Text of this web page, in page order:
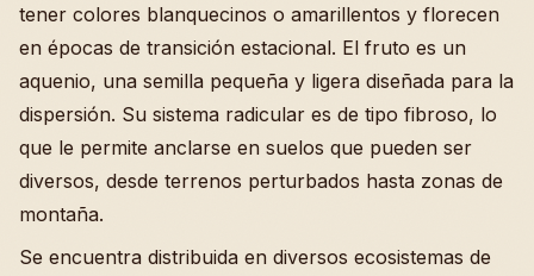
tener colores blanquecinos o amarillentos y florecen
en épocas de transición estacional. El fruto es un
aquenio, una semilla pequeña y ligera diseñada para la
dispersión. Su sistema radicular es de tipo fibroso, lo
que le permite anclarse en suelos que pueden ser
diversos, desde terrenos perturbados hasta zonas de
montaña.
Se encuentra distribuida en diversos ecosistemas de